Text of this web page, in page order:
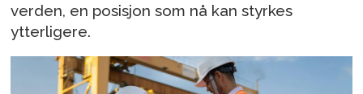
verden, en posisjon som nå kan styrkes
ytterligere.